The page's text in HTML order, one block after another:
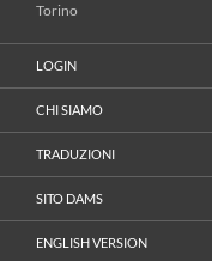
Torino
LOGIN
CHI SIAMO
TRADUZIONI
SITO DAMS
ENGLISH VERSION